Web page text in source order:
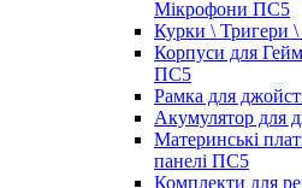
Мікрофони ПС5
Курки \
Корпуси для
ПС5
Рамка для
Акумулятор для
Материнські
панелі ПС5
Комплекти для